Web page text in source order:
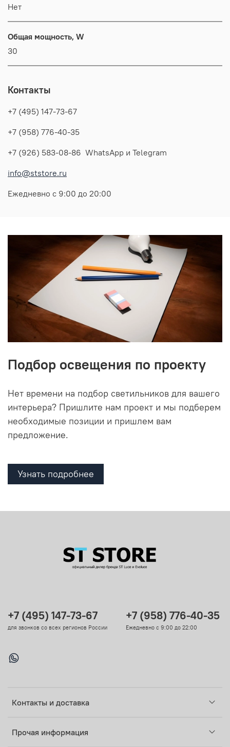
Нет
Общая мощность, W
30
Контакты
+7 (495) 147-73-67
+7 (958) 776-40-35
+7 (926) 583-08-86 WhatsApp и Telegram
info@ststore.ru
Ежедневно с 9:00 до 20:00
Подбор освещения по проекту
Нет времени на подбор светильников для вашего
интерьера? Пришлите нам проект и мы подберем
необходимые позиции и пришлем вам
предложение.
Узнать подробнее
Контакты и доставка
Прочая информация
+7 (495) 147-73-67
для звонков со всех регионов России
+7 (958) 776-40-35
Ежедневно с 9:00 до 22:00